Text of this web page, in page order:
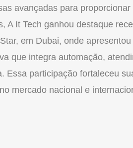
avançadas para
A It Tech ganhou destaque
em Dubai, onde
que integra automação,
Essa participação fortaleceu
mercado nacional e